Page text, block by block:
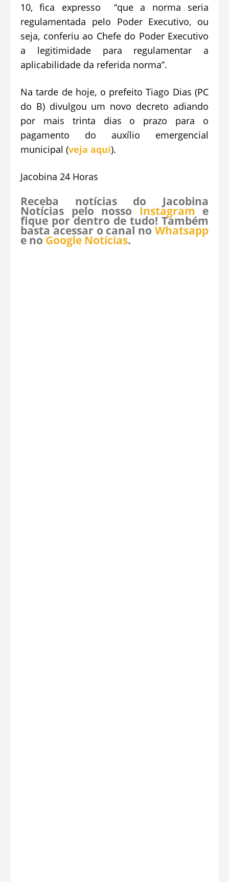
10, fica expresso “que a norma seria
regulamentada pelo Poder Executivo, ou
seja, conferiu ao Chefe do Poder Executivo
a legitimidade para regulamentar a
aplicabilidade da referida norma”.
Na tarde de hoje, o prefeito Tiago Dias (PC
do B) divulgou um novo decreto adiando
por mais trinta dias o prazo para o
pagamento do auxílio emergencial
municipal (veja aqui).
Jacobina 24 Horas
Receba notícias do Jacobina
Notícias pelo nosso Instagram e
fique por dentro de tudo! Também
basta acessar o canal no Whatsapp
e no Google Notícias.